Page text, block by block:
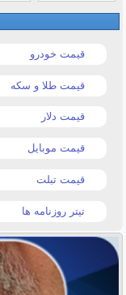
قیمت خودرو
قیمت طلا و سکه
قیمت دلار
قیمت موبایل
قیمت تبلت
تیتر روزنامه ها